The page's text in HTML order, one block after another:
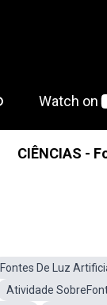
CIÊNCIAS -
Fontes De Luz
Atividade